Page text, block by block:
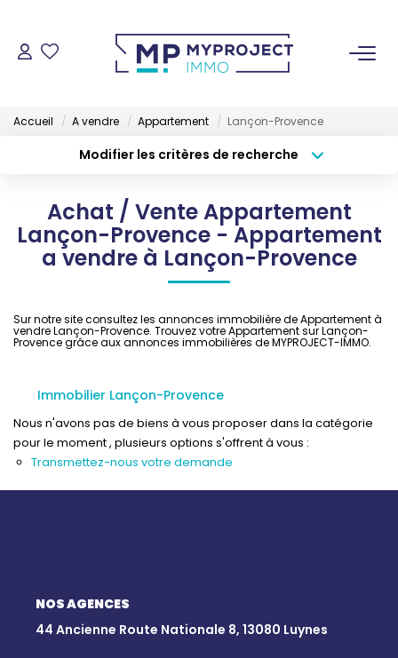
ESTIMER
Qui Sommes-Nous
Notre Équipe
Nous Rejoindre
Nos Actualités
Accueil A vendre Appartement Lançon-Provence
Modifier les critères de recherche
Sélectionnez...
Type de bien
Surface min
Créer une alerte
Achat / Vente Appartement
Lançon-Provence - Appartement
a vendre à Lançon-Provence
Sur notre site consultez les annonces immobilière de Appartement à
vendre Lançon-Provence. Trouvez votre Appartement sur Lançon-
Provence grâce aux annonces immobilières de MYPROJECT-IMMO.
Immobilier Lançon-Provence
Nous n'avons pas de biens à vous proposer dans la catégorie
pour le moment , plusieurs options s'offrent à vous :
Transmettez-nous votre demande
NOS AGENCES
44 Ancienne Route Nationale 8, 13080 Luynes